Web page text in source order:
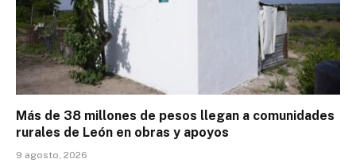
Más de 38 millones de pesos llegan a comunidades
rurales de León en obras y apoyos
9 agosto, 2026